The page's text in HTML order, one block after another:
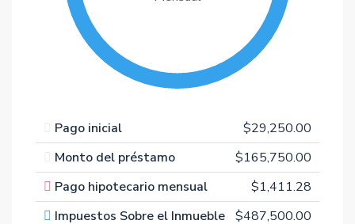
Pago inicial
$29,250.00
Monto del préstamo
$165,750.00
Pago hipotecario mensual
$1,411.28
Impuestos Sobre el Inmueble $487,500.00